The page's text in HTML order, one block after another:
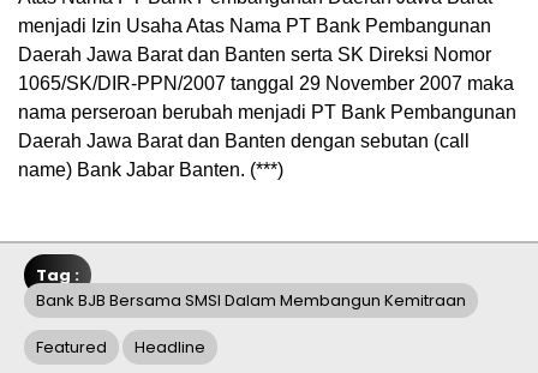
menjadi Izin Usaha Atas Nama PT Bank Pembangunan
Daerah Jawa Barat dan Banten serta SK Direksi Nomor
1065/SK/DIR-PPN/2007 tanggal 29 November 2007 maka
nama perseroan berubah menjadi PT Bank Pembangunan
Daerah Jawa Barat dan Banten dengan sebutan (call
name) Bank Jabar Banten. (***)
Tag :
Bank BJB Bersama SMSI Dalam Membangun Kemitraan
Featured Headline